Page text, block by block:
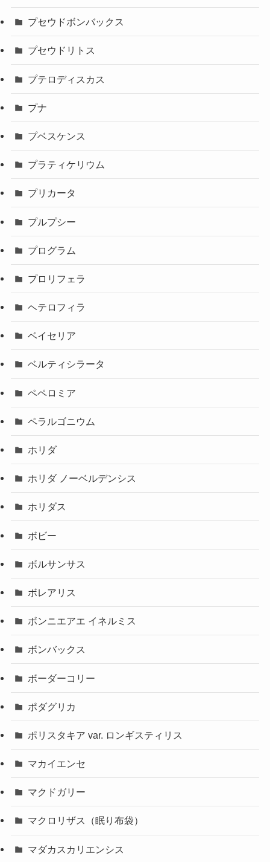
プセウドボンバックス
プセウドリトス
プテロディスカス
プナ
プベスケンス
プラティケリウム
プリカータ
プルプシー
プログラム
プロリフェラ
ヘテロフィラ
ベイセリア
ベルティシラータ
ペペロミア
ペラルゴニウム
ホリダ
ホリダ ノーベルデンシス
ホリダス
ボビー
ボルサンサス
ボレアリス
ボンニエアエ イネルミス
ボンバックス
ボーダーコリー
ポダグリカ
ポリスタキア var. ロンギスティリス
マカイエンセ
マクドガリー
マクロリザス（眠り布袋）
マダカスカリエンシス